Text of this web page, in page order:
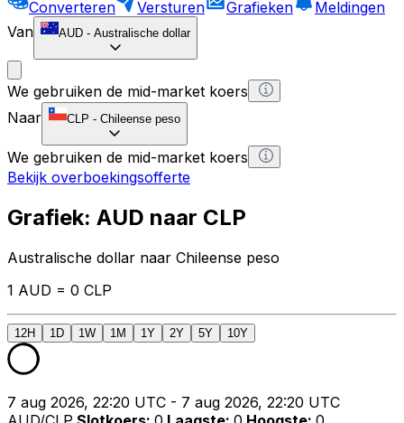
Converteren Versturen Grafieken
Meldingen
Van
AUD - Australische dollar
We gebruiken de mid-market koers
Naar
CLP - Chileense peso
We gebruiken de mid-market koers
Bekijk overboekingsofferte
Grafiek: AUD naar CLP
Australische dollar naar Chileense peso
1 AUD = 0 CLP
12H 1D 1W 1M 1Y 2Y 5Y 10Y
7 aug 2026, 22:20 UTC - 7 aug 2026, 22:20 UTC